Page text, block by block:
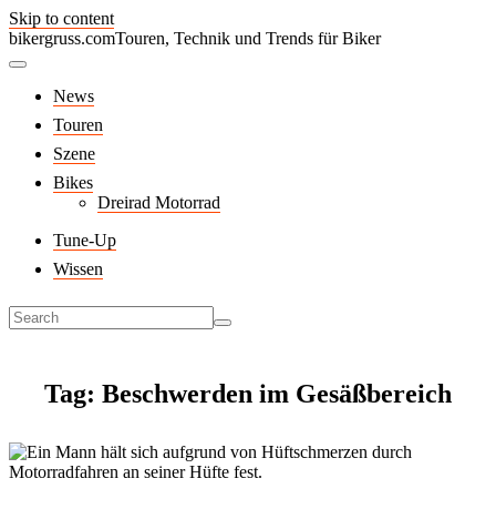
Skip to content
bikergruss.comTouren, Technik und Trends für Biker
News
Touren
Szene
Bikes
Dreirad Motorrad
Tune-Up
Wissen
Tag: Beschwerden im Gesäßbereich